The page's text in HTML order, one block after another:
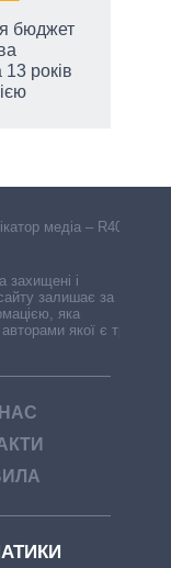
бюджет
років
медіа – R40-
захищені і
залишає за
яка
якої є треті